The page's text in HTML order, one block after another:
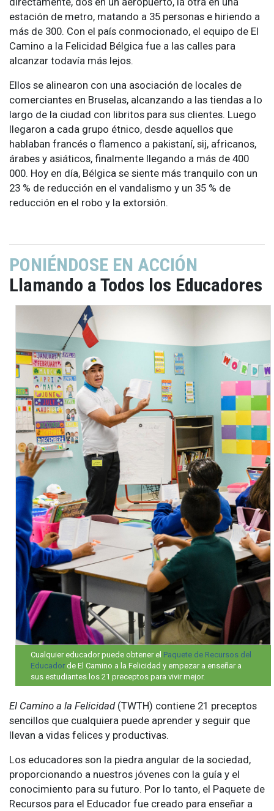
estación de metro, matando a 35 personas e hiriendo a
más de 300. Con el país conmocionado, el equipo de El
Camino a la Felicidad Bélgica fue a las calles para
alcanzar todavía más lejos.
Ellos se alinearon con una asociación de locales de
comerciantes en Bruselas, alcanzando a las tiendas a lo
largo de la ciudad con libritos para sus clientes. Luego
llegaron a cada grupo étnico, desde aquellos que
hablaban francés o flamenco a pakistaní, sij, africanos,
árabes y asiáticos, finalmente llegando a más de 400
000. Hoy en día, Bélgica se siente más tranquilo con un
23 % de reducción en el vandalismo y un 35 % de
reducción en el robo y la extorsión.
PONIÉNDOSE EN ACCIÓN
Llamando a Todos los Educadores
Cualquier educador puede obtener el Paquete de Recursos del
Educador de El Camino a la Felicidad y empezar a enseñar a
sus estudiantes los 21 preceptos para vivir mejor.
El Camino a la Felicidad(TWTH) contiene 21 preceptos
sencillos que cualquiera puede aprender y seguir que
llevan a vidas felices y productivas.
Los educadores son la piedra angular de la sociedad,
proporcionando a nuestros jóvenes con la guía y el
conocimiento para su futuro. Por lo tanto, el Paquete de
Recursos para el Educador fue creado para enseñar a